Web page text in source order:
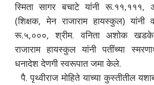
स्मिता सागर बचाटे यांनी रू.११,१११,
(शिक्षक, मेन राजाराम हायस्कुल) यांनी
रू.५,०००, श्रीम. वनिता अशोक खडके,
राजाराम हायस्कुल यांनी पतींच्या
धनादेश देणगी स्वरूपात जमा केले.
पै. पृथ्वीराज मोहिते याच्या कुस्तीतील